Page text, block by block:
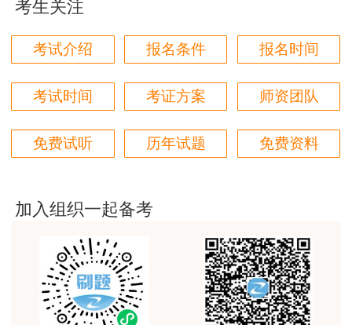
快，所以同学们看网课视频的时候可以根据自己的
学习情况适当的加速，加速到1.25-1.5倍，重点内
容要反复听，做好笔记。
注：购买 安全工程师尊享无忧班
赠送官方正版
教材，立即购课>>
用户zh****94
老师们讲的很好，通俗易懂，对小白很友好
用户li****11
建筑专业跟网校过了，今年考其他安全，还是选择网
校。
用户m6****57
用户da****ng
富生动。
用户m3****68
课程清晰易懂，便于记忆，老师重难点讲解也很清晰
考生关注
考试介绍 报名条件 报名时间
考试时间 考证方案 师资团队
免费试听 历年试题 免费资料
加入组织一起备考